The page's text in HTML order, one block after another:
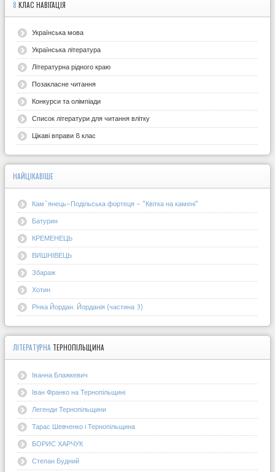
8 КЛАС НАВІГАЦІЯ
Українська мова
Українська література
Літературна рідного краю
Позакласне читання
Конкурси та олімпіади
Список літератури для читання влітку
Цікаві вправи 8 клас
НАЙЦІКАВІШЕ
Кам`янець-Подільська фортеця - "Квітка на камені"
Батурин
КРЕМЕНЕЦЬ
ВИШНІВЕЦЬ
Збараж
Хотин
Річка Йордан. Йорданія (частина 3)
ЛІТЕРАТУРНА ТЕРНОПІЛЬЩИНА
Іванна Блажкевич
Іван Франко на Тернопільщині
Легенди Тернопільщини
Тарас Шевченко і Тернопільщина
БОРИС ХАРЧУК
Степан Будний